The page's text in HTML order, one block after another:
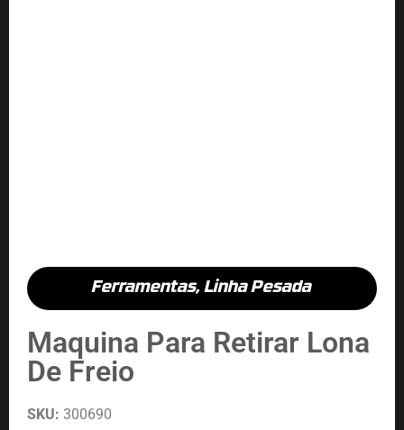
Ferramentas,Linha Pesada
Maquina Para Retirar Lona
De Freio
SKU: 300690